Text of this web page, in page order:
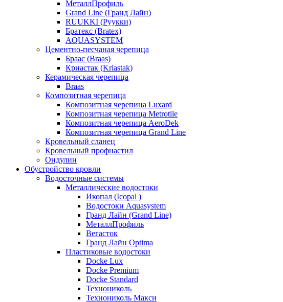
МеталлПрофиль
Grand Line (Гранд Лайн)
RUUKKI (Руукки)
Братекс (Bratex)
AQUASYSTEM
Цементно-песчаная черепица
Браас (Braas)
Криастак (Kriastak)
Керамическая черепица
Braas
Композитная черепица
Композитная черепица Luxard
Композитная черепица Metrotile
Композитная черепица AeroDek
Композитная черепица Grand Line
Кровельный сланец
Кровельный профнастил
Ондулин
Обустройство кровли
Водосточные системы
Металлические водостоки
Икопал (Icopal )
Водостоки Aquasystem
Гранд Лайн (Grand Line)
МеталлПрофиль
Вегасток
Гранд Лайн Optima
Пластиковые водостоки
Docke Lux
Docke Premium
Docke Standard
Технониколь
Технониколь Макси